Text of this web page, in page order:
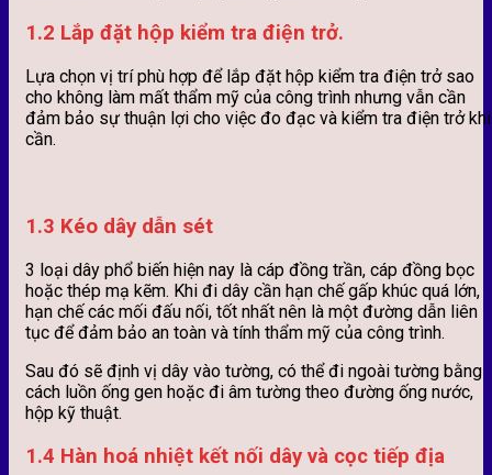
1.2 Lắp đặt hộp kiểm tra điện trở.
Lựa chọn vị trí phù hợp để lắp đặt hộp kiểm tra điện trở sao
cho không làm mất thẩm mỹ của công trình nhưng vẫn cần
đảm bảo sự thuận lợi cho việc đo đạc và kiểm tra điện trở khi
cần.
1.3 Kéo dây dẫn sét
3 loại dây phổ biến hiện nay là cáp đồng trần, cáp đồng bọc
hoặc thép mạ kẽm. Khi đi dây cần hạn chế gấp khúc quá lớn,
hạn chế các mối đấu nối, tốt nhất nên là một đường dẫn liên
tục để đảm bảo an toàn và tính thẩm mỹ của công trình.
Sau đó sẽ định vị dây vào tường, có thể đi ngoài tường bằng
cách luồn ống gen hoặc đi âm tường theo đường ống nước,
hộp kỹ thuật.
1.4 Hàn hoá nhiệt kết nối dây và cọc tiếp địa